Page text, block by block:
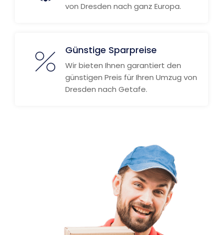
von Dresden nach ganz Europa.
Günstige Sparpreise
Wir bieten Ihnen garantiert den
günstigen Preis für Ihren Umzug von
Dresden nach Getafe.